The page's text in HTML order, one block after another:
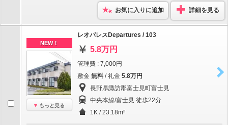
お気に入りに追加 詳細を見る
NEW！
もっと見る
レオパレスDepartures / 103
5.8万円
管理費 : 7,000円
敷金 無料 / 礼金 5.8万円
長野県諏訪郡富士見町富士見
中央本線/富士見 徒歩22分
1K / 23.18m²